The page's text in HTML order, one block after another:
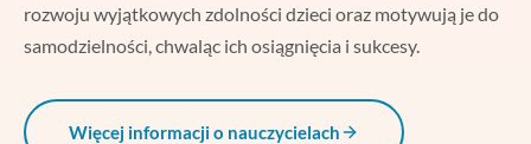
rozwoju wyjątkowych zdolności dzieci oraz motywują je do
samodzielności, chwaląc ich osiągnięcia i sukcesy.
Więcej informacji o nauczycielach